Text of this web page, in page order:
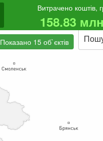
Витрачено коштів,
158.83
Показано 15 об`єктів